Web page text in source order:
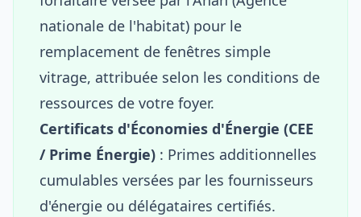
nationale de l'habitat) pour le
remplacement de fenêtres simple
vitrage, attribuée selon les conditions de
ressources de votre foyer.
Certificats d'Économies d'Énergie (CEE
/ Prime Énergie) : Primes additionnelles
cumulables versées par les fournisseurs
d'énergie ou délégataires certifiés.